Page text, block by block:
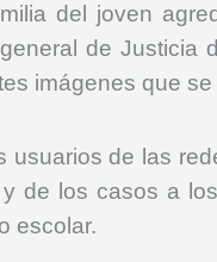
del joven
de Justicia
imágenes que
usuarios de las
de los casos a
escolar.